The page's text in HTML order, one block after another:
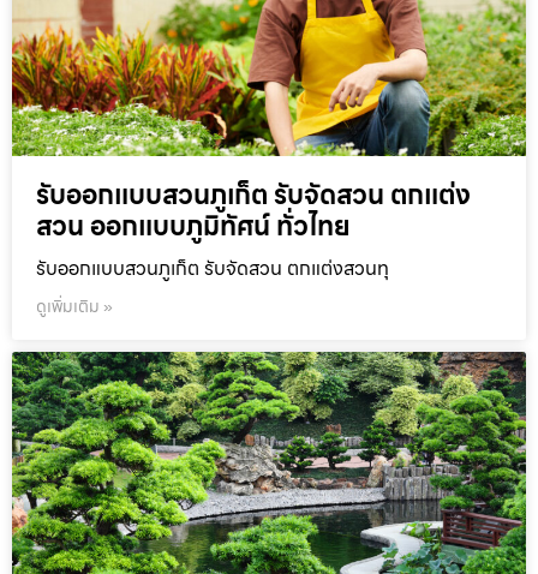
รับออกแบบสวนภูเก็ต รับจัดสวน ตกแต่ง
สวน ออกแบบภูมิทัศน์ ทั่วไทย
รับออกแบบสวนภูเก็ต รับจัดสวน ตกแต่งสวนทุ
ดูเพิ่มเติม »